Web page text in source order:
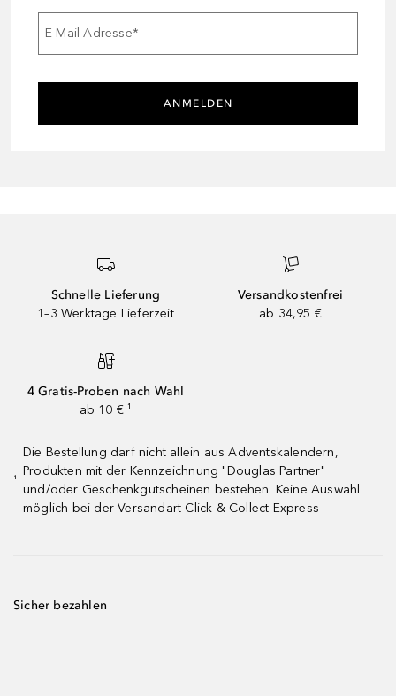
E-Mail-Adresse*
ANMELDEN
Schnelle Lieferung
1–3 Werktage Lieferzeit
Versandkostenfrei
ab 34,95 €
4 Gratis-Proben nach Wahl
ab 10 € ¹
¹
Die Bestellung darf nicht allein aus Adventskalendern,
Produkten mit der Kennzeichnung "Douglas Partner"
und/oder Geschenkgutscheinen bestehen. Keine Auswahl
möglich bei der Versandart Click & Collect Express
Sicher bezahlen